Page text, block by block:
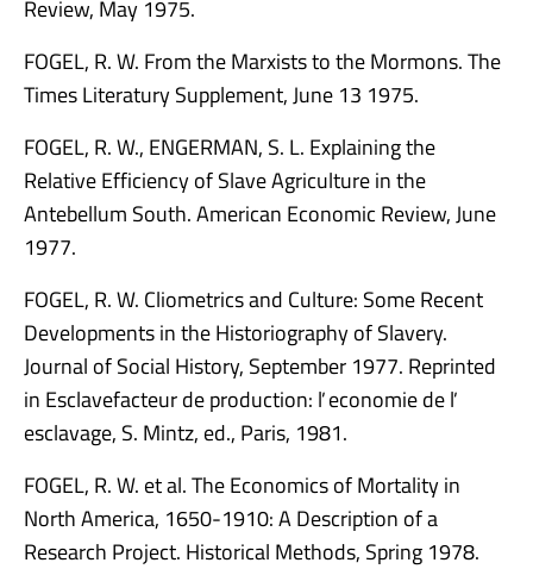
Review, May 1975.
FOGEL, R. W. From the Marxists to the Mormons. The
Times Literatury Supplement, June 13 1975.
FOGEL, R. W., ENGERMAN, S. L. Explaining the
Relative Efficiency of Slave Agriculture in the
Antebellum South. American Economic Review, June
1977.
FOGEL, R. W. Cliometrics and Culture: Some Recent
Developments in the Historiography of Slavery.
Journal of Social History, September 1977. Reprinted
in Esclavefacteur de production: ľ economie de ľ
esclavage, S. Mintz, ed., Paris, 1981.
FOGEL, R. W. et al. The Economics of Mortality in
North America, 1650-1910: A Description of a
Research Project. Historical Methods, Spring 1978.